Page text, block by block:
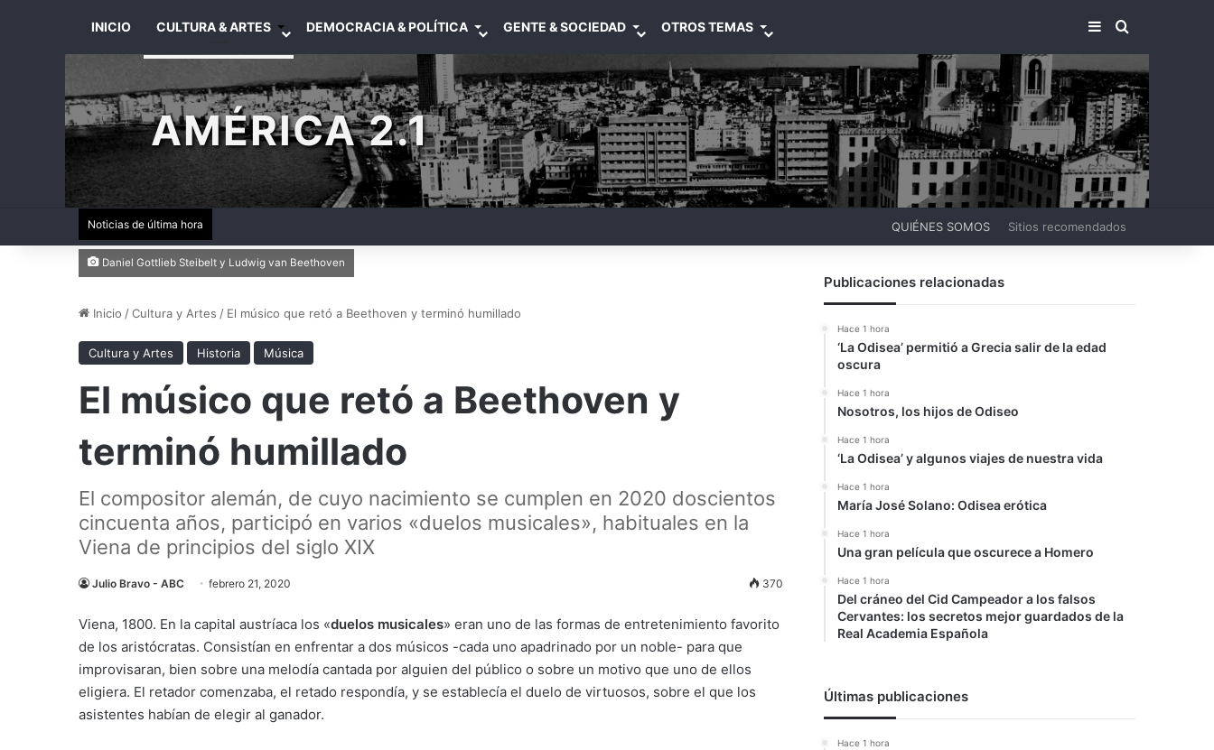
INICIO CULTURA & ARTES DEMOCRACIA & POLÍTICA GENTE & SOCIEDAD OTROS TEMAS BARRA LATERAL
BUSCAR
AMÉRICA 2.1
Noticias de última hora QUIÉNES SOMOS Sitios recomendados
Daniel Gottlieb Steibelt y Ludwig van Beethoven
Inicio /Cultura y Artes / El músico que retó a Beethoven y terminó humillado
Cultura y Artes Historia Música
El músico que retó a Beethoven y
terminó humillado
El compositor alemán, de cuyo nacimiento se cumplen en 2020 doscientos
cincuenta años, participó en varios «duelos musicales», habituales en la
Viena de principios del siglo XIX
Julio Bravo - ABC febrero 21, 2020 370
Viena, 1800. En la capital austríaca los «duelos musicales» eran uno de las formas de entretenimiento favorito
de los aristócratas. Consistían en enfrentar a dos músicos -cada uno apadrinado por un noble- para que
improvisaran, bien sobre una melodía cantada por alguien del público o sobre un motivo que uno de ellos
eligiera. El retador comenzaba, el retado respondía, y se establecía el duelo de virtuosos, sobre el que los
asistentes habían de elegir al ganador.
Publicaciones relacionadas
Hace 1 hora
‘La Odisea’ permitió a Grecia salir de la edad
oscura
Hace 1 hora
Nosotros, los hijos de Odiseo
Hace 1 hora
‘La Odisea’ y algunos viajes de nuestra vida
Hace 1 hora
María José Solano: Odisea erótica
Hace 1 hora
Una gran película que oscurece a Homero
Hace 1 hora
Del cráneo del Cid Campeador a los falsos
Cervantes: los secretos mejor guardados de la
Real Academia Española
Últimas publicaciones
Hace 1 hora